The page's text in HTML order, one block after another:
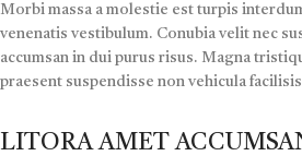
Morbi massa a molestie est turpis
venenatis vestibulum. Conubia velit nec
accumsan in dui purus risus. Magna
praesent suspendisse non vehicula
LITORA AMET